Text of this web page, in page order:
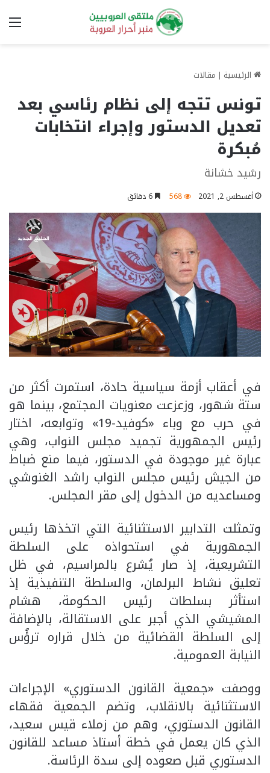
الرئيسية | مقالات
تونس تتجه إلى نظام رئاسي بعد
تعديل الدستور وإجراء انتخابات
مُبكرة
رشيد خشانة
أغسطس 2, 2021 568
في أعقاب أزمة سياسية حادة، استمرت أكثر من
ستة شهور، وزعزعت معنويات المجتمع، بينما هو
في حرب مع وباء «كوفيد-19» وتوابعه، اختار
رئيس الجمهورية تجميد مجلس النواب، وهي
عبارة غير موجودة في الدستور، فيما منع ضباط
من الجيش رئيس مجلس النواب راشد الغنوشي
ومساعديه من الدخول إلى مقر المجلس.
وتمثلت التدابير الاستثنائية التي اتخذها رئيس
الجمهورية في استحواذه على السلطة
التشريعية، إذ صار يُشرع بالمراسيم، في ظل
تعليق نشاط البرلمان، والسلطة التنفيذية إذ
استأثر بسلطات رئيس الحكومة، هشام
المشيشي الذي أجبر على الاستقالة، بالإضافة
إلى السلطة القضائية من خلال قراره ترؤُس
النيابة العمومية.
ووصفت «جمعية القانون الدستوري» الإجراءات
الاستثنائية بالانقلاب، وتضم الجمعية فقهاء
القانون الدستوري، وهم من زملاء قيس سعيد،
الذي كان يعمل في خطة أستاذ مساعد للقانون
الدستوري قبل صعوده إلى سدة الرئاسة.